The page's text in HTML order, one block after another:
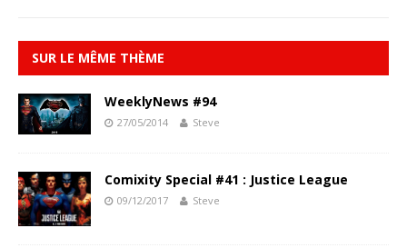
SUR LE MÊME THÈME
WeeklyNews #94
27/05/2014 Steve
Comixity Special #41 : Justice League
09/12/2017 Steve